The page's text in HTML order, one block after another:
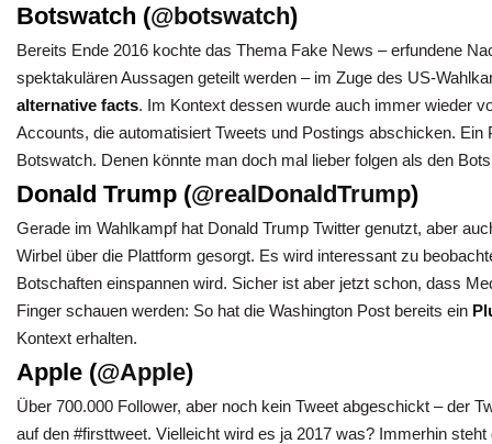
Botswatch (@botswatch)
Bereits Ende 2016 kochte das Thema Fake News – erfundene
spektakulären Aussagen geteilt werden – im Zuge des US-
alternative facts. Im Kontext dessen wurde auch immer wieder
Accounts, die automatisiert Tweets und Postings abschicken.
Botswatch. Denen könnte man doch mal lieber folgen als den
Donald Trump (@realDonaldTrump)
Gerade im Wahlkampf hat Donald Trump Twitter genutzt, aber
Wirbel über die Plattform gesorgt. Es wird interessant zu
Botschaften einspannen wird. Sicher ist aber jetzt schon, dass
Finger schauen werden: So hat die Washington Post bereits ein
Kontext erhalten.
Apple (@Apple)
Über 700.000 Follower, aber noch kein Tweet abgeschickt – der
auf den #firsttweet. Vielleicht wird es ja 2017 was? Immerhin